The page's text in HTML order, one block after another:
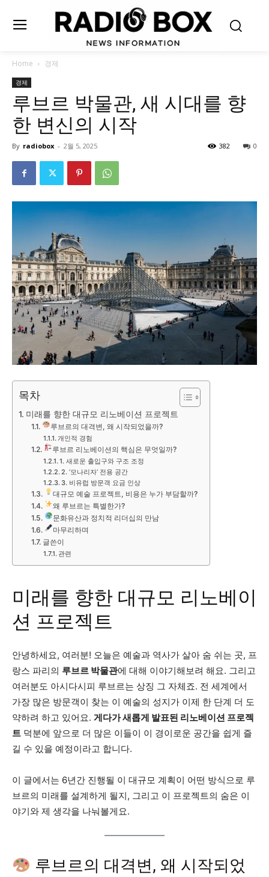
Home 경제
경제
루브르 박물관, 새 시대를 향
한 변신의 시작
By radiobox - 2월 5, 2025 0
382
목차
미래를 향한 대규모 리노베이션 프로젝트
루브르의 대격변, 왜 시작되었을까?
개인적 경험
루브르 리노베이션의 핵심은 무엇일까?
1. 새로운 출입구와 구조 조정
2. ‘모나리자’ 전용 공간
3. 비유럽 방문객 요금 인상
대규모 예술 프로젝트, 비용은 누가 부담할까?
왜 루브르는 특별한가?
문화유산과 정치적 리더십의 만남
마무리하며
글쓴이
관련
미래를 향한 대규모 리노베이
션 프로젝트
안녕하세요, 여러분! 오늘은 예술과 역사가 살아 숨 쉬는 곳, 프
랑스 파리의 루브르 박물관에 대해 이야기해보려 해요. 그리고
여러분도 아시다시피 루브르는 상징 그 자체죠. 전 세계에서
가장 많은 방문객이 찾는 이 예술의 성지가 이제 한 단계 더 도
약하려 하고 있어요. 게다가 새롭게 발표된 리노베이션 프로젝
트 덕분에 앞으로 더 많은 이들이 이 경이로운 공간을 쉽게 즐
길 수 있을 예정이라고 합니다.
이 글에서는 6년간 진행될 이 대규모 계획이 어떤 방식으로 루
브르의 미래를 설계하게 될지, 그리고 이 프로젝트의 숨은 이
야기와 제 생각을 나눠볼게요.
루브르의 대격변, 왜 시작되었